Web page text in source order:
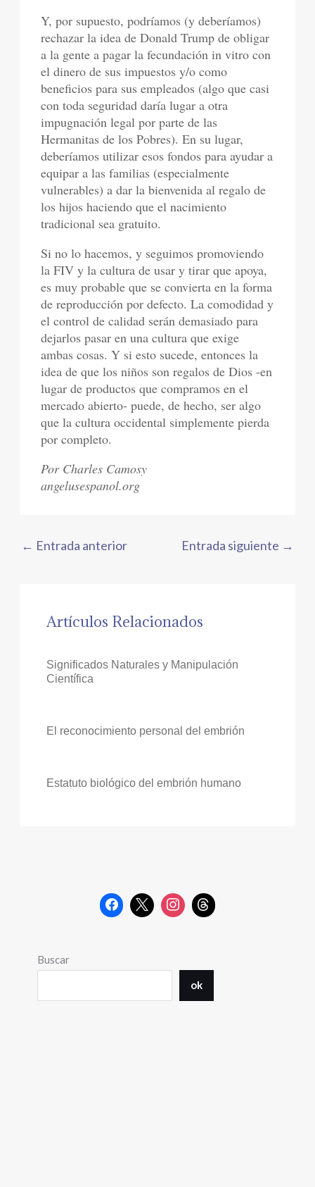
Y, por supuesto, podríamos (y deberíamos)
rechazar la idea de Donald Trump de obligar
a la gente a pagar la fecundación in vitro con
el dinero de sus impuestos y/o como
beneficios para sus empleados (algo que casi
con toda seguridad daría lugar a otra
impugnación legal por parte de las
Hermanitas de los Pobres). En su lugar,
deberíamos utilizar esos fondos para ayudar a
equipar a las familias (especialmente
vulnerables) a dar la bienvenida al regalo de
los hijos haciendo que el nacimiento
tradicional sea gratuito.
Si no lo hacemos, y seguimos promoviendo
la FIV y la cultura de usar y tirar que apoya,
es muy probable que se convierta en la forma
de reproducción por defecto. La comodidad y
el control de calidad serán demasiado para
dejarlos pasar en una cultura que exige
ambas cosas. Y si esto sucede, entonces la
idea de que los niños son regalos de Dios -en
lugar de productos que compramos en el
mercado abierto- puede, de hecho, ser algo
que la cultura occidental simplemente pierda
por completo.
Por Charles Camosy
angelusespanol.org
← Entrada anterior Entrada siguiente →
Artículos Relacionados
Significados Naturales y Manipulación
Científica
El reconocimiento personal del embrión
Estatuto biológico del embrión humano
Buscar
ok